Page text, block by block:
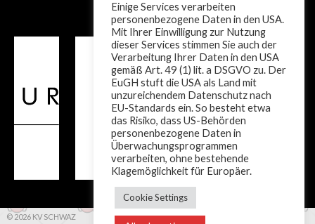
© 2026 KV SCHWAZ
Einige Services verarbeiten
personenbezogene Daten in den USA.
Mit Ihrer Einwilligung zur Nutzung
dieser Services stimmen Sie auch der
Verarbeitung Ihrer Daten in den USA
gemäß Art. 49 (1) lit. a DSGVO zu. Der
EuGH stuft die USA als Land mit
unzureichendem Datenschutz nach
EU-Standards ein. So besteht etwa
das Risiko, dass US-Behörden
personenbezogene Daten in
Überwachungsprogrammen
verarbeiten, ohne bestehende
Klagemöglichkeit für Europäer.
Cookie Settings